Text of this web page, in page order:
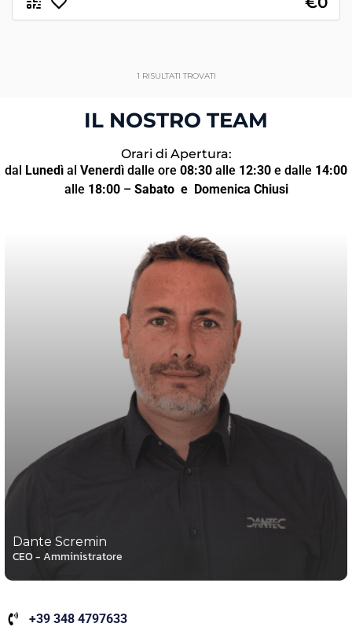
1 RISULTATI TROVATI
IL NOSTRO TEAM
Orari di Apertura:
dal Lunedì al Venerdì dalle ore 08:30 alle 12:30 e dalle 14:00
alle 18:00– Sabato e Domenica Chiusi
Dante Scremin
CEO - Amministratore
+39 348 4797633